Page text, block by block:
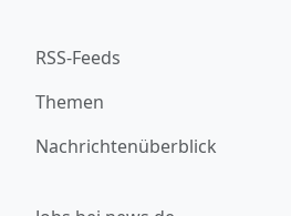
RSS-Feeds
Themen
Nachrichtenüberblick